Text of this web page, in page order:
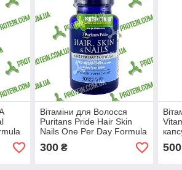
Вітаміни для Волосся
Puritans Pride Hair Skin
Nails One Per Day Formula
2500 mcg of Biotin 30 капс
300₴ 500